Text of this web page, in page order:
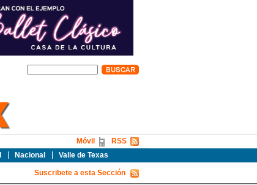
Nacional Valle de Texas
RSS
Móvil
Suscribete a esta Sección